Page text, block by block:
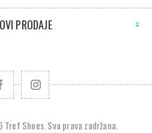
PRODAJE
Shoes. Sva prava zadržana.